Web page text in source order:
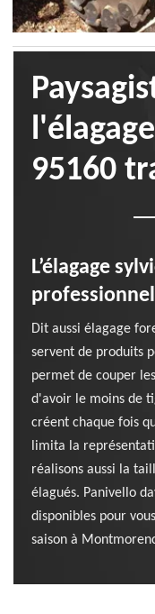
95160
L’élagage
Dit aussi élagage
servent de produits
permet de couper
d'avoir le moins de
créent chaque fois
limita la
réalisons aussi la
élagués. Panivello
disponibles pour
saison à